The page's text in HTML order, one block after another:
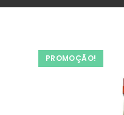
PROMOÇÃO!